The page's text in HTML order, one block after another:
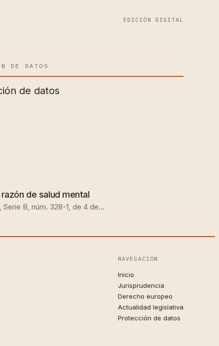
EDICIÓN DIGITAL
DE DATOS
de datos
de salud mental
Serie B, núm. 328-1, de 4 de…
NAVEGACIÓN
Inicio
Jurisprudencia
Derecho europeo
Actualidad legislativa
Protección de datos